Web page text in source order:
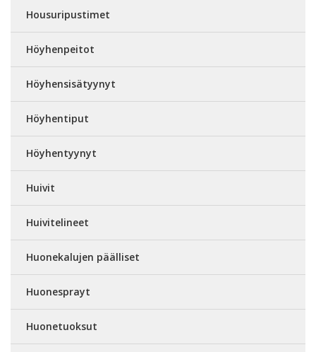
Housuripustimet
Höyhenpeitot
Höyhensisätyynyt
Höyhentiput
Höyhentyynyt
Huivit
Huivitelineet
Huonekalujen päälliset
Huonesprayt
Huonetuoksut